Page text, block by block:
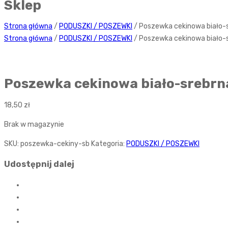
Sklep
Strona główna / PODUSZKI / POSZEWKI / Poszewka cekinowa biało-
Strona główna / PODUSZKI / POSZEWKI / Poszewka cekinowa biało-
Poszewka cekinowa biało-
18,50 zł
Brak w magazynie
SKU: poszewka-cekiny-sb Kategoria: PODUSZKI / POSZEWKI
Udostępnij dalej